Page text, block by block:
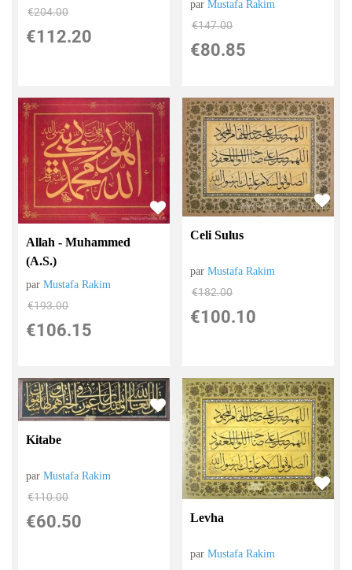
€204.00
€112.20
parMustafa Rakim
€147.00
€80.85
Allah - Muhammed
(A.S.)
parMustafa Rakim
€193.00
€106.15
Celi Sulus
parMustafa Rakim
€182.00
€100.10
Kitabe
parMustafa Rakim
€110.00
€60.50 Levha
parMustafa Rakim